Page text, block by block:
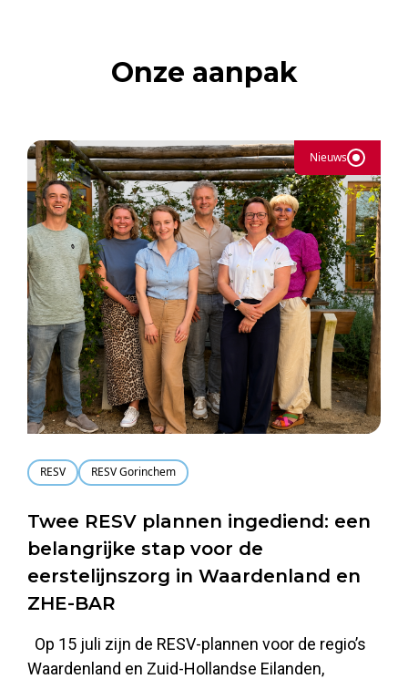
Onze aanpak
Nieuws
RESV RESV Gorinchem
Twee RESV plannen ingediend: een
belangrijke stap voor de
eerstelijnszorg in Waardenland en
ZHE-BAR
Op 15 juli zijn de RESV-plannen voor de regio’s
Waardenland en Zuid-Hollandse Eilanden,